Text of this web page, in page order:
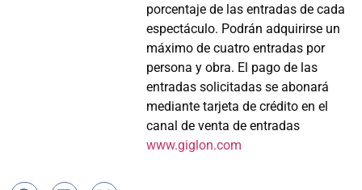
porcentaje de las entradas de cada
espectáculo. Podrán adquirirse un
máximo de cuatro entradas por
persona y obra. El pago de las
entradas solicitadas se abonará
mediante tarjeta de crédito en el
canal de venta de entradas
www.giglon.com